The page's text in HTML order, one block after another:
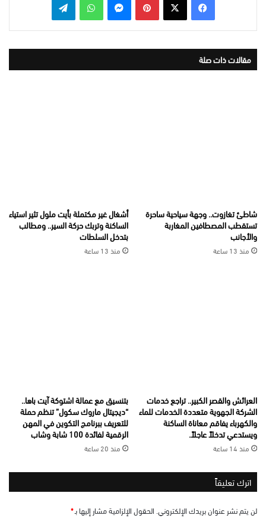
مقالات ذات صلة
شاطئ تغازوت.. وجهة سياحية ساحرة
تستقطب المصطافين المغاربة
والأجانب
منذ 13 ساعة
أشغال غير مكتملة بأيت ملول تثير استياء
الساكنة وتربك حركة السير.. ومطالب
بتدخل السلطات
منذ 13 ساعة
العرائش والقصر الكبير.. تراجع خدمات
الشركة الجهوية متعددة الخدمات للماء
والكهرباء يفاقم معاناة الساكنة
ويستدعي تدخلاً عاجلاً.
منذ 14 ساعة
بتنسيق مع عمالة اشتوكة آيت باها..
“ديجيتال ماروك سكول” تنظم حملة
للتعريف ببرنامج التكوين في المهن
الرقمية لفائدة 100 شابة وشاب
منذ 20 ساعة
اترك تعليقاً
لن يتم نشر عنوان بريدك الإلكتروني. الحقول الإلزامية مشار إليها بـ*